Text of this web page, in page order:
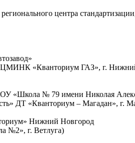
центра
«Кванториум ГАЗ», г.
«Школа № 79 имени Николая
ДТ «Кванториум – Магадан», г.
Нижний Новгород
№2», г. Ветлуга)